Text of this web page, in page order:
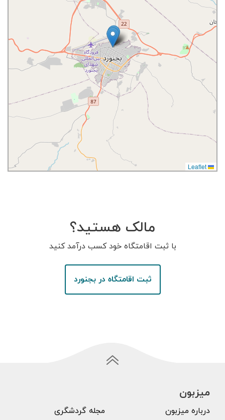
مالک هستید؟
با ثبت اقامتگاه خود کسب درآمد کنید
ثبت اقامتگاه در بجنورد
میزبون
درباره میزبون
مجله گردشگری